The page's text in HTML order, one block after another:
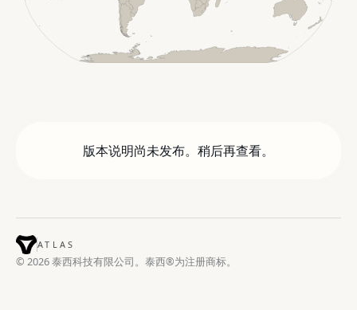
版本说明尚未发布。稍后再查看。
ATLAS
© 2026 泰西科技有限公司。泰西®为注册商标。